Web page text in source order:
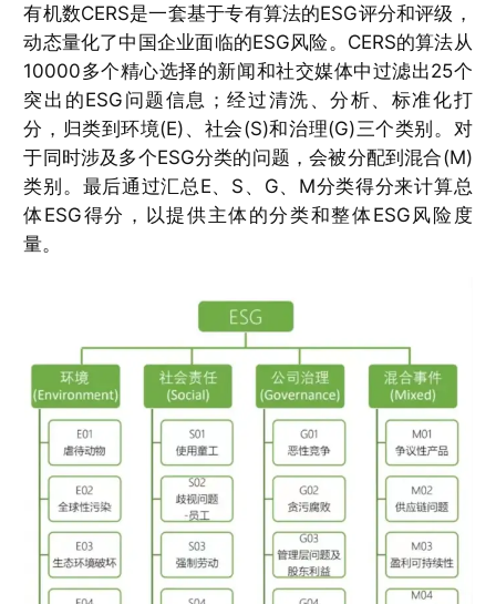
有机数CERS是一套基于专有算法的ESG评分和评级，
动态量化了中国企业面临的ESG风险。CERS的算法从
10000多个精心选择的新闻和社交媒体中过滤出25个
突出的ESG问题信息；经过清洗、分析、标准化打
分，归类到环境(E)、社会(S)和治理(G)三个类别。对
于同时涉及多个ESG分类的问题，会被分配到混合(M)
类别。最后通过汇总E、S、G、M分类得分来计算总
体ESG得分，以提供主体的分类和整体ESG风险度
量。